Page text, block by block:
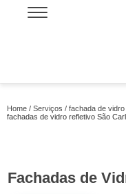
Home Serviços fachada de vidro
fachadas de vidro refletivo São
Fachadas de